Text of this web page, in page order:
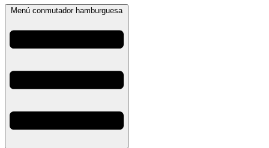
Menú conmutador hamburguesa